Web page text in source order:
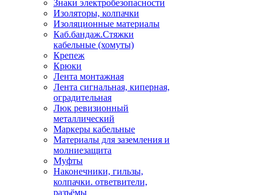
Знаки электробезопасности
Изоляторы, колпачки
Изоляционные материалы
Каб.бандаж.Стяжки
кабельные (хомуты)
Крепеж
Крюки
Лента монтажная
Лента сигнальная, киперная,
оградительная
Люк ревизионный
металлический
Маркеры кабельные
Материалы для заземления и
молниезащита
Муфты
Наконечники, гильзы,
колпачки. ответвители,
разъёмы